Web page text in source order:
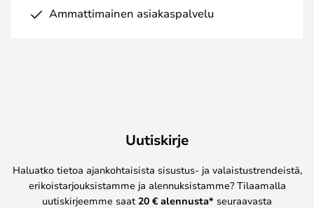
Ammattimainen asiakaspalvelu
Uutiskirje
Haluatko tietoa ajankohtaisista sisustus- ja valaistustrendeistä,
erikoistarjouksistamme ja alennuksistamme? Tilaamalla
uutiskirjeemme saat 20 € alennusta* seuraavasta